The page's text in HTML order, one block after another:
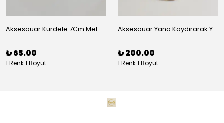
Aksesauar Kurdele 7Cm Metal Pens Toka
₺ 65.00
1 Renk 1 Boyut
Aksesauar Yana Kaydırarak Yanmalı Kum Siyah Çakmak
₺ 200.00
1 Renk 1 Boyut